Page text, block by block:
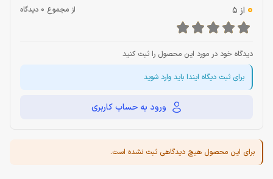
0 از 5 از مجموع 0 دیدگاه
دیدگاه خود در مورد این محصول را ثبت کنید
برای ثبت دیگاه ایندا باید وارد شوید
ورود به حساب کاربری
برای این محصول هیچ دیدگاهی ثبت نشده است.